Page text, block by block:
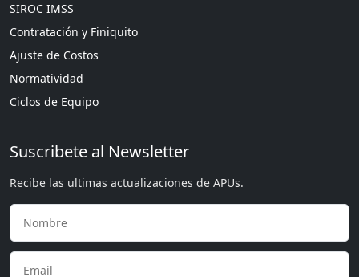
SIROC IMSS
Contratación y Finiquito
Ajuste de Costos
Normatividad
Ciclos de Equipo
Suscribete al Newsletter
Recibe las ultimas actualizaciones de APUs.